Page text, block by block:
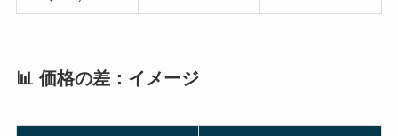
📊 価格の差：イメージ